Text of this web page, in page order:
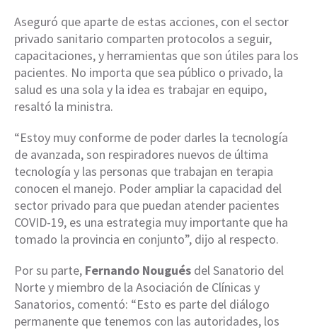
Aseguró que aparte de estas acciones, con el sector
privado sanitario comparten protocolos a seguir,
capacitaciones, y herramientas que son útiles para los
pacientes. No importa que sea público o privado, la
salud es una sola y la idea es trabajar en equipo,
resaltó la ministra.
“Estoy muy conforme de poder darles la tecnología
de avanzada, son respiradores nuevos de última
tecnología y las personas que trabajan en terapia
conocen el manejo. Poder ampliar la capacidad del
sector privado para que puedan atender pacientes
COVID-19, es una estrategia muy importante que ha
tomado la provincia en conjunto”, dijo al respecto.
Por su parte, Fernando Nougués del Sanatorio del
Norte y miembro de la Asociación de Clínicas y
Sanatorios, comentó: “Esto es parte del diálogo
permanente que tenemos con las autoridades, los